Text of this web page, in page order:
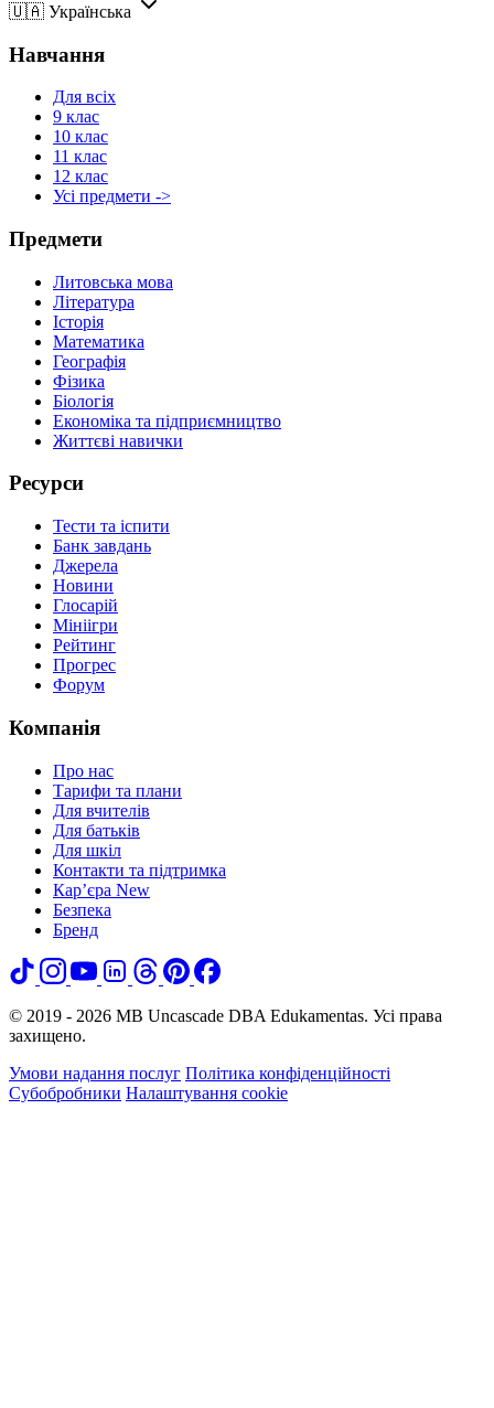
🇺🇦 Українська
Навчання
Для всіх
9 клас
10 клас
11 клас
12 клас
Усі предмети ->
Предмети
Литовська мова
Література
Історія
Математика
Географія
Фізика
Біологія
Економіка та підприємництво
Життєві навички
Ресурси
Тести та іспити
Банк завдань
Джерела
Новини
Глосарій
Мініігри
Рейтинг
Прогрес
Форум
Компанія
Про нас
Тарифи та плани
Для вчителів
Для батьків
Для шкіл
Контакти та підтримка
Кар’єра New
Безпека
Бренд
© 2019 - 2026 MB Uncascade DBA Edukamentas. Усі права
захищено.
Умови надання послуг Політика конфіденційності
Субобробники Налаштування cookie